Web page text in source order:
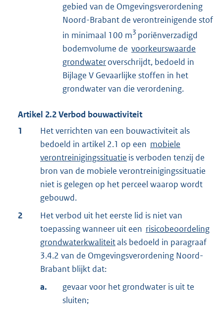
gebied van de Omgevingsverordening
Noord-Brabant de verontreinigende stof
in minimaal 100 m3 poriënverzadigd
bodemvolume de voorkeurswaarde
grondwateroverschrijdt, bedoeld in
Bijlage V Gevaarlijke stoffen in het
grondwater van die verordening.
Artikel 2.2Verbod bouwactiviteit
1
Het verrichten van een bouwactiviteit als
bedoeld in artikel 2.1 op een mobiele
verontreinigingssituatie is verboden tenzij de
bron van de mobiele verontreinigingssituatie
niet is gelegen op het perceel waarop wordt
gebouwd.
2
Het verbod uit het eerste lid is niet van
toepassing wanneer uit een risicobeoordeling
grondwaterkwaliteitals bedoeld in paragraaf
3.4.2 van de Omgevingsverordening Noord-
Brabant blijkt dat:
a.
gevaar voor het grondwater is uit te
sluiten;